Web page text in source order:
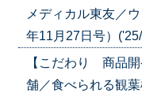
メディカル東友／
年11月27日号）
【こだわり 商品
舗／食べられる観